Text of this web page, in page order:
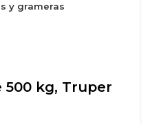
y grameras
500 kg, Truper